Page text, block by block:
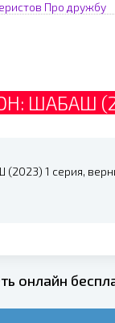
Про дружбу
ШАБАШ
1 серия,
онлайн